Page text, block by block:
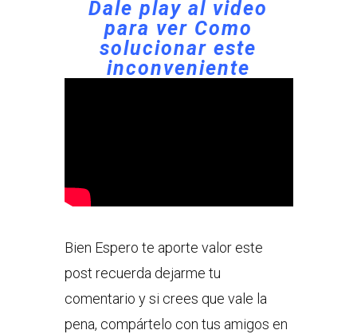
Dale play al video
para ver Como
solucionar este
inconveniente
Bien Espero te aporte valor este
post recuerda dejarme tu
comentario y si crees que vale la
pena, compártelo con tus amigos en